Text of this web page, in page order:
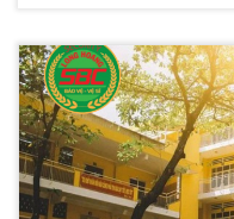
vụ san sẻ bớt khó
đề an ninh cho mình.